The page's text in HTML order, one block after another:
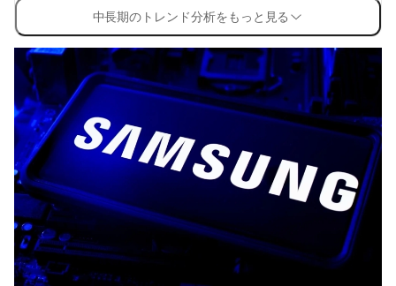
中長期のトレンド分析をもっと見る